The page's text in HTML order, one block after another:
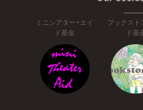
ミニシアター・エイ
ド基金
ブックスト
ド基